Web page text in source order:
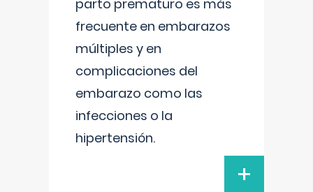
parto prematuro es más
frecuente en embarazos
múltiples y en
complicaciones del
embarazo como las
infecciones o la
hipertensión.
+